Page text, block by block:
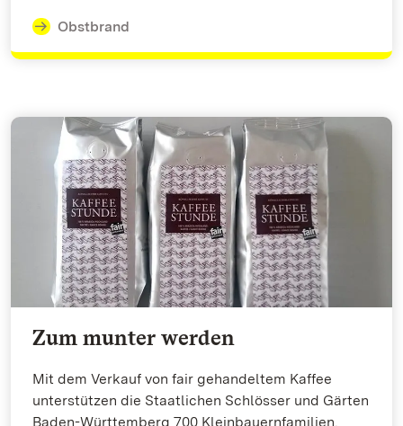
Obstbrand
Zum munter werden
Mit dem Verkauf von fair gehandeltem Kaffee
unterstützen die Staatlichen Schlösser und Gärten
Baden-Württemberg 700 Kleinbauernfamilien.